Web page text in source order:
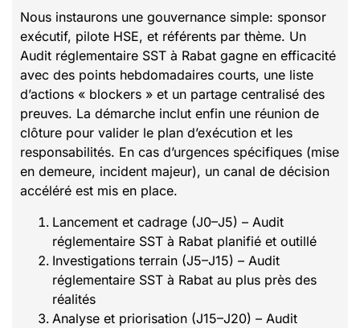
Nous instaurons une gouvernance simple: sponsor
exécutif, pilote HSE, et référents par thème. Un
Audit réglementaire SST à Rabat gagne en efficacité
avec des points hebdomadaires courts, une liste
d’actions « blockers » et un partage centralisé des
preuves. La démarche inclut enfin une réunion de
clôture pour valider le plan d’exécution et les
responsabilités. En cas d’urgences spécifiques (mise
en demeure, incident majeur), un canal de décision
accéléré est mis en place.
Lancement et cadrage (J0–J5) – Audit
réglementaire SST à Rabat planifié et outillé
Investigations terrain (J5–J15) – Audit
réglementaire SST à Rabat au plus près des
réalités
Analyse et priorisation (J15–J20) – Audit